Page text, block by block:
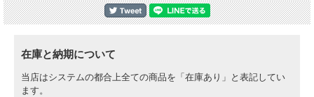
在庫と納期について
当店はシステムの都合上全ての商品を「在庫あり」と表記してい
ます。